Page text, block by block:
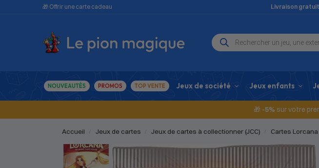
🎁 Offrir une carte cadeau Livraison
NOUVEAUTÉS PROMOS TOP VENTE Jeux de société Jeux enfants
🎁 -5% sur votre
Accueil Jeux de cartes Jeux de cartes à collectionner (JCC) Cartes Lorcana